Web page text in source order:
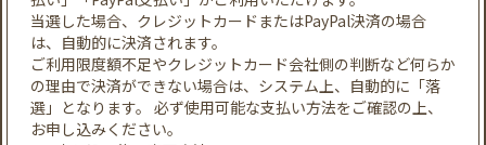
当選した場合、クレジットカードまたはPayPal決済の場合
は、自動的に決済されます。
ご利用限度額不足やクレジットカード会社側の判断など何らか
の理由で決済ができない場合は、システム上、自動的に「落
選」となります。 必ず使用可能な支払い方法をご確認の上、
お申し込みください。